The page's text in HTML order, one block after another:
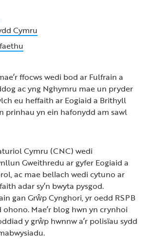
Cymru
ffocws wedi bod ar Fulfrain a
ac yng Nghymru mae un pryder
eu heffaith ar Eogiaid a Brithyll
prinhau yn ein hafonydd am sawl
Cymru (CNC) wedi
Gweithredu ar gyfer Eogiaid a
ac mae bellach wedi cytuno ar
adar sy’n bwyta pysgod.
gan Grŵp Cynghori, yr oedd RSPB
Mae’r blog hwn yn crynhoi
y grŵp hwnnw a’r polisïau sydd